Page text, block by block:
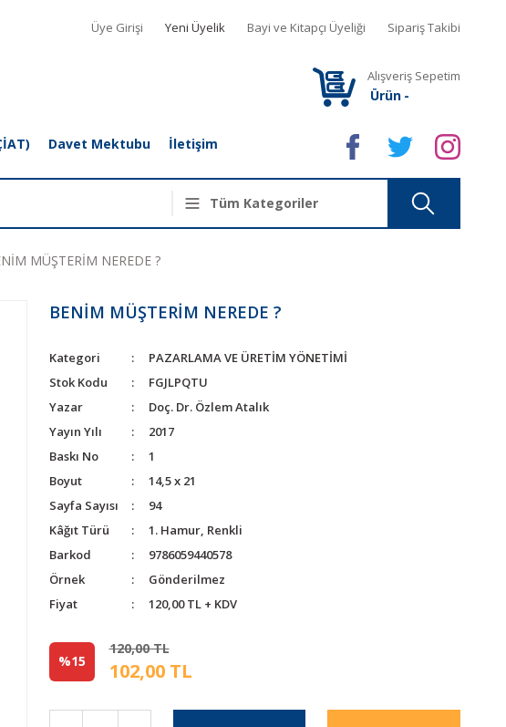
Üye Girişi Yeni Üyelik Bayi ve Kitapçı Üyeliği Sipariş Takibi
Alışveriş Sepetim
Ürün -
Davet Mektubu İletişim
MÜŞTERİM NEREDE ?
BENİM MÜŞTERİM NEREDE ?
Kategori
PAZARLAMA VE ÜRETİM YÖNETİMİ
Stok Kodu
FGJLPQTU
Yazar
Doç. Dr. Özlem Atalık
Yayın Yılı
2017
Baskı No
1
Boyut
14,5 x 21
Sayfa Sayısı
94
Kâğıt Türü
1. Hamur, Renkli
Barkod
9786059440578
Örnek
Gönderilmez
Fiyat
120,00 TL + KDV
%15
120,00 TL
102,00 TL